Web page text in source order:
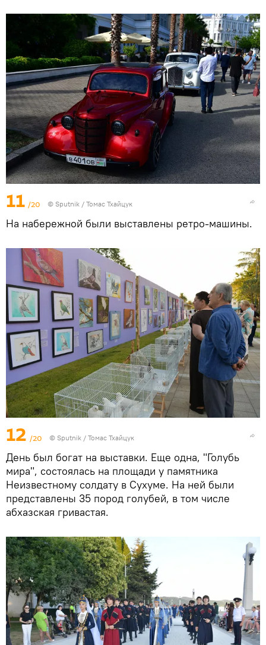
11 /20 © Sputnik / Томас Тхайцук
На набережной были выставлены ретро-машины.
12 /20 © Sputnik / Томас Тхайцук
День был богат на выставки. Еще одна, "Голубь
мира", состоялась на площади у памятника
Неизвестному солдату в Сухуме. На ней были
представлены 35 пород голубей, в том числе
абхазская гривастая.